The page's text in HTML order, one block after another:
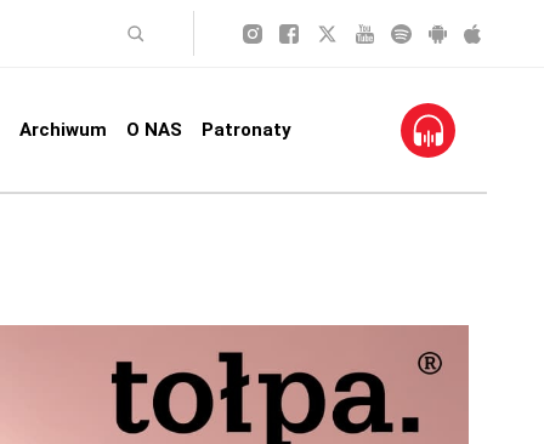
Archiwum O NAS Patronaty